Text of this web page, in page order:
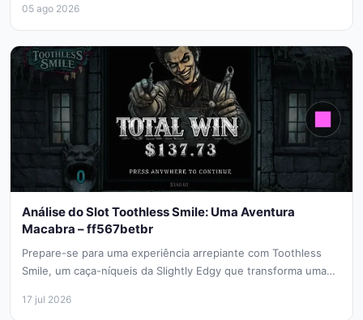
05 ago 2026
Análise do Slot Toothless Smile: Uma Aventura
Macabra – ff567betbr
Prepare-se para uma experiência arrepiante com Toothless
Smile, um caça-níqueis da Slightly Edgy que transforma uma
17 jul 2026